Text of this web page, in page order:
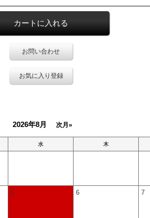
お問い合わせ
お気に入り登録
2026年8月 次月»
水 木
5 6 7